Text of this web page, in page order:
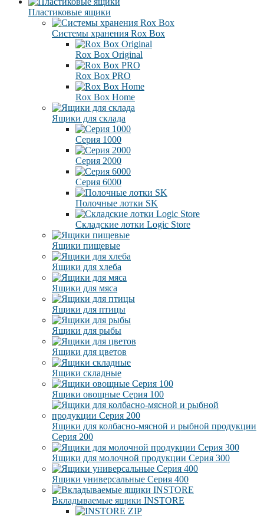
Пластиковые ящики
Системы хранения Rox Box
Rox Box Original
Rox Box PRO
Rox Box Home
Ящики для склада
Серия 1000
Серия 2000
Серия 6000
Полочные лотки SK
Складские лотки Logic Store
Ящики пищевые
Ящики для хлеба
Ящики для мяса
Ящики для птицы
Ящики для рыбы
Ящики для цветов
Ящики складные
Ящики овощные Серия 100
Ящики для колбасно-мясной и рыбной продукции
Серия 200
Ящики для молочной продукции Серия 300
Ящики универсальные Серия 400
Вкладываемые ящики INSTORE